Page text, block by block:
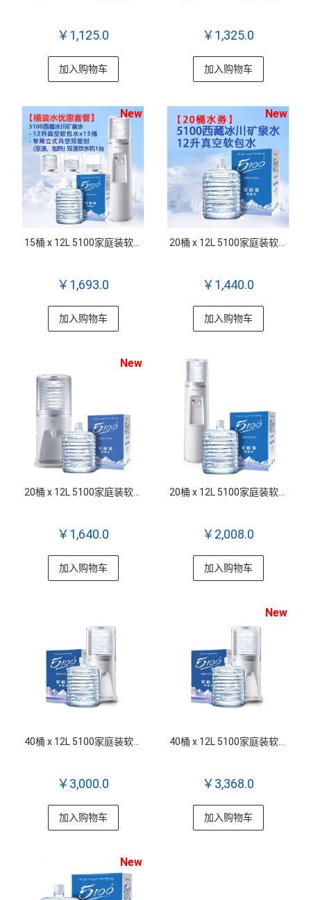
￥1,125.0
加入购物车
￥1,325.0
加入购物车
New
￥1,693.0
加入购物车
New
￥1,440.0
加入购物车
New
￥1,640.0
加入购物车
￥2,008.0
加入购物车
￥3,000.0
加入购物车
New
￥3,368.0
加入购物车
New